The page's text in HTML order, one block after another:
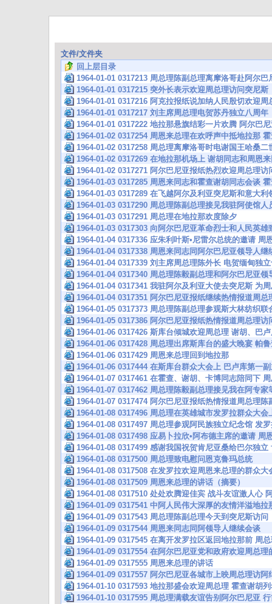
文件/文件夹
回上层目录
1964-01-01 0317213 周总理陈副总理离摩洛哥赴阿尔
1964-01-01 0317215 突外长表示欢迎周总理访问突尼斯
1964-01-01 0317216 阿克拉报纸说加纳人民殷切欢迎周
1964-01-01 0317217 刘主席周总理电贺苏丹独立八周年
1964-01-01 0317222 地拉那悬旗结彩一片欢腾 阿尔巴
1964-01-02 0317254 周恩来总理在欢呼声中抵地拉那
1964-01-02 0317258 周总理离摩洛哥时电谢国王哈桑二
1964-01-02 0317269 在地拉那机场上 谢胡同志和周恩
1964-01-02 0317271 阿尔巴尼亚报纸热烈欢迎周总理
1964-01-03 0317285 周恩来同志和霍查谢胡同志会谈
1964-01-03 0317289 在飞越阿尔及利亚突尼斯和意大
1964-01-03 0317290 周总理陈副总理接见我驻阿使馆人
1964-01-03 0317291 周总理在地拉那欢度除夕
1964-01-03 0317303 向阿尔巴尼亚革命烈士和人民英
1964-01-04 0317336 应朱利叶斯•尼雷尔总统的邀请 周
1964-01-04 0317338 周恩来同志同阿尔巴尼亚领导人继
1964-01-04 0317339 刘主席周总理陈外长 电贺缅甸独
1964-01-04 0317340 周总理陈毅副总理和阿尔巴尼亚
1964-01-04 0317341 我驻阿尔及利亚大使去突尼斯 为
1964-01-04 0317351 阿尔巴尼亚报纸继续热情报道周
1964-01-05 0317373 周总理陈副总理参观斯大林纺织
1964-01-05 0317386 阿尔巴尼亚报纸热情报道周总理
1964-01-06 0317426 斯库台倾城欢迎周总理 谢胡、巴
1964-01-06 0317428 周总理出席斯库台的盛大晚宴 帕
1964-01-06 0317429 周恩来总理回到地拉那
1964-01-06 0317444 在斯库台群众大会上 巴卢库第一
1964-01-07 0317461 在霍查、谢胡、卡博同志陪同下
1964-01-07 0317462 周总理陈毅副总理接见我在阿专家
1964-01-07 0317474 阿尔巴尼亚报纸热情报道周总理
1964-01-08 0317496 周总理在英雄城市发罗拉群众大
1964-01-08 0317497 周总理参观阿民族独立纪念馆 发
1964-01-08 0317498 应易卜拉欣•阿布德主席的邀请 周
1964-01-08 0317499 感谢我国祝贺肯尼亚桑给巴尔独
1964-01-08 0317500 周总理致电慰问恩克鲁玛总统
1964-01-08 0317508 在发罗拉欢迎周恩来总理的群众
1964-01-08 0317509 周恩来总理的讲话（摘要）
1964-01-08 0317510 处处欢腾迎佳宾 战斗友谊激人心
1964-01-09 0317541 中阿人民伟大深厚的友情洋溢地
1964-01-09 0317543 周总理陈副总理今天到突尼斯访问
1964-01-09 0317544 周恩来同志同阿领导人继续会谈
1964-01-09 0317545 在离开发罗拉区返回地拉那前 周
1964-01-09 0317554 在阿尔巴尼亚党和政府欢迎周总
1964-01-09 0317555 周恩来总理的讲话
1964-01-09 0317557 阿尔巴尼亚各城市上映周总理访阿
1964-01-10 0317593 地拉那盛会欢迎周总理 霍查谢胡
1964-01-10 0317595 周总理满载友谊告别阿尔巴尼亚